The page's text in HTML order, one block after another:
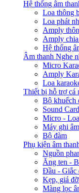
Hệ thống âm
Loa thông
Loa phát
Amply
Amply
Hệ thống
Âm thanh Nghe
Micro
Amply
Loa
Thiết bị hỗ trợ cá
Bộ khuếch
Sound
Micro -
Máy ghi
Bộ đàm
Phụ kiện âm
Nguồn
Ăng ten -
Đầu - Giắc
Kẹp, giá
Màng lọc